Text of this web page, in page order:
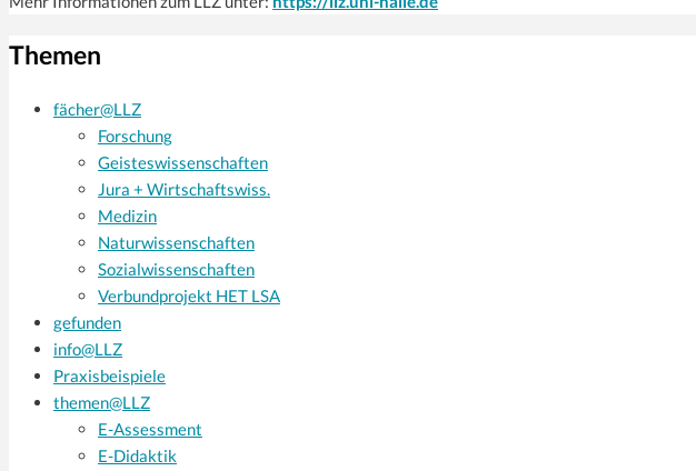
Themen
fächer@LLZ
Forschung
Geisteswissenschaften
Jura + Wirtschaftswiss.
Medizin
Naturwissenschaften
Sozialwissenschaften
Verbundprojekt HET LSA
gefunden
info@LLZ
Praxisbeispiele
themen@LLZ
E-Assessment
E-Didaktik